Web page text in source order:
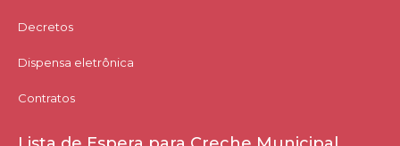
Decretos
Dispensa eletrônica
Contratos